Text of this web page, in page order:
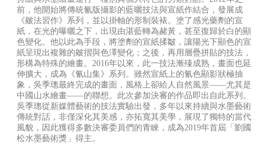
前，他開始將傳統氰版攝影的藍曬技法與宣紙作結合，發展成
《皴法習作》系列，並以掛軸的形制裝裱。塗了感光藥劑的宣
紙，在光的曝曬之下，出現由湛藍轉為赭黃，甚至復歸於白的顯
色變化。他以此為手段，將塗劑的宣紙揉皺，讓陽光下顯色的宣
紙呈現出複雜的皴摺與色澤變化；之後，再用層疊拼貼的技法，
形構為特殊的繪畫。2016年以來，此一技法漸殝成熟，畫面也延
伸擴大，成為《氰山集》系列。雖然宣紙上的氰色顯影狀極抽
象，吳季璁最終完成的畫面，風格上卻給人自然風景——尤其是
中國山水繪畫——的聯想。此次參加決審的作品即出自此系列。
吳季璁從新媒體藝術的技法實驗出發，多年以來持續與水墨藝術
傳統對話，非僅深化其美感，亦拓寬其美學，展現了獨特的當代
風貌，因此獲得多數決審委員們的青睞，成為2019年首屆「劉國
松水墨藝術獎」得主。